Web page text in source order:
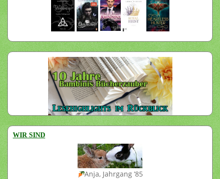
WIR SIND
Anja, Jahrgang ’85